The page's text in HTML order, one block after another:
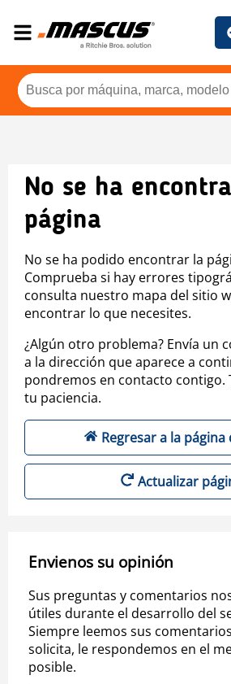
No se ha
página
No se ha podido encontrar la
Comprueba si hay errores
consulta nuestro mapa del sitio
encontrar lo que necesites.
¿Algún otro problema? Envía un
a la dirección que aparece a
pondremos en contacto contigo.
tu paciencia.
Regresar a la página
Actualizar
Envienos su opinión
Sus preguntas y comentarios
útiles durante el desarrollo del
Siempre leemos sus
solicita, le respondemos en el
posible.